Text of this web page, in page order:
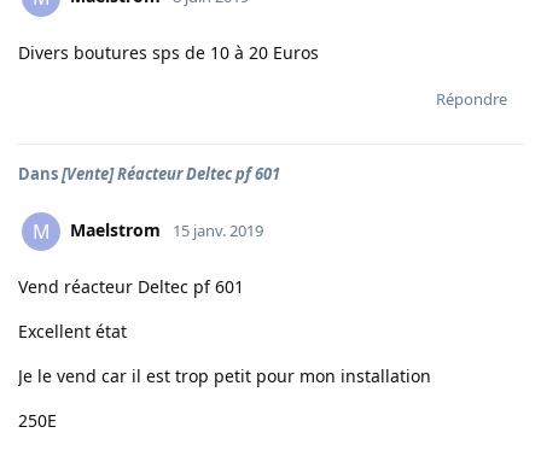
Divers boutures sps de 10 à 20 Euros
Répondre
Dans[Vente] Réacteur Deltec pf 601
M Maelstrom 15 janv. 2019
Vend réacteur Deltec pf 601
Excellent état
Je le vend car il est trop petit pour mon installation
250E